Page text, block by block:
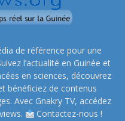
de référence pour une
l’actualité en Guinée et
en sciences, découvrez
bénéficiez de contenus
Avec Gnakry TV, accédez
Contactez-nous !